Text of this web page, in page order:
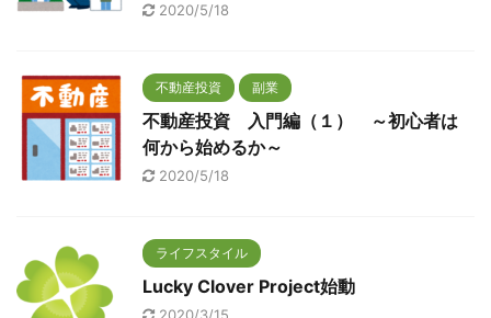
2020/5/18
不動産投資 副業
不動産投資 入門編（１） ～初心者は
何から始めるか～
2020/5/18
ライフスタイル
Lucky Clover Project始動